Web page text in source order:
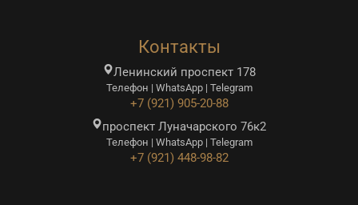
Контакты
Ленинский проспект 178
Телефон | WhatsApp | Telegram
+7 (921) 905-20-88
проспект Луначарского 76к2
Телефон | WhatsApp | Telegram
+7 (921) 448-98-82